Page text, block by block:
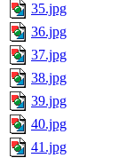
35.jpg
36.jpg
37.jpg
38.jpg
39.jpg
40.jpg
41.jpg